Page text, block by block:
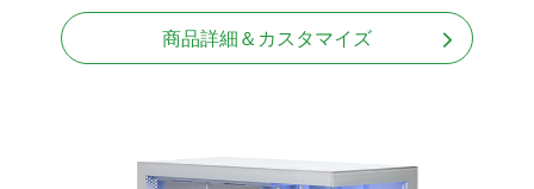
商品詳細＆カスタマイズ